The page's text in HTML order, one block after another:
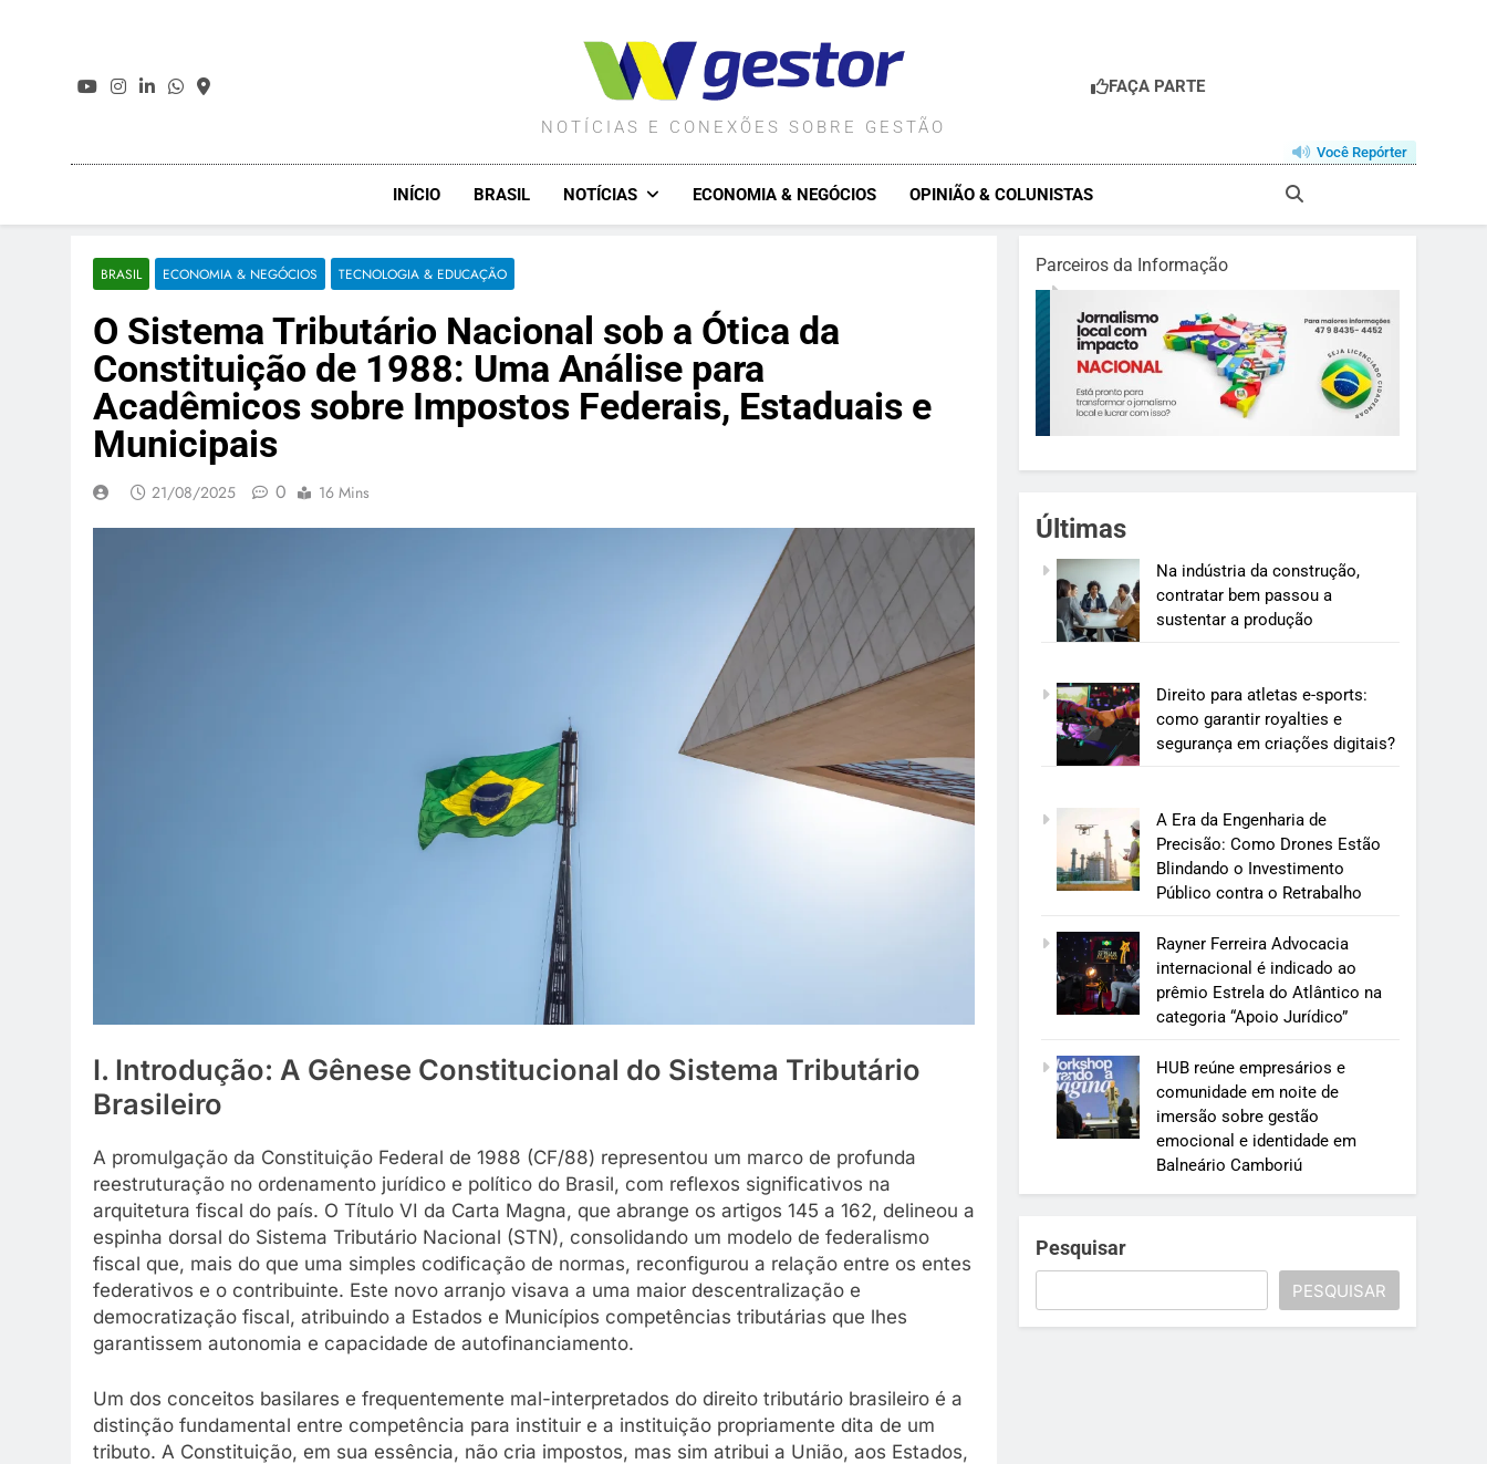
WGESTOR.COM.BR
NOTÍCIAS E CONEXÕES SOBRE GESTÃO
FAÇA PARTE
Você Repórter
INÍCIO BRASIL NOTÍCIAS ECONOMIA & NEGÓCIOS OPINIÃO & COLUNISTAS
BRASIL ECONOMIA & NEGÓCIOS TECNOLOGIA & EDUCAÇÃO
O Sistema Tributário Nacional sob a Ótica da
Constituição de 1988: Uma Análise para
Acadêmicos sobre Impostos Federais, Estaduais e
Municipais
21/08/2025 0 16 Mins
I. Introdução: A Gênese Constitucional do Sistema Tributário
Brasileiro
A promulgação da Constituição Federal de 1988 (CF/88) representou um marco de profunda
reestruturação no ordenamento jurídico e político do Brasil, com reflexos significativos na
arquitetura fiscal do país. O Título VI da Carta Magna, que abrange os artigos 145 a 162, delineou a
espinha dorsal do Sistema Tributário Nacional (STN), consolidando um modelo de federalismo
fiscal que, mais do que uma simples codificação de normas, reconfigurou a relação entre os entes
federativos e o contribuinte. Este novo arranjo visava a uma maior descentralização e
democratização fiscal, atribuindo a Estados e Municípios competências tributárias que lhes
garantissem autonomia e capacidade de autofinanciamento.
Um dos conceitos basilares e frequentemente mal-interpretados do direito tributário brasileiro é a
distinção fundamental entre competência para instituir e a instituição propriamente dita de um
tributo. A Constituição, em sua essência, não cria impostos, mas sim atribui a União, aos Estados,
Parceiros da Informação
Últimas
Na indústria da construção,
contratar bem passou a
sustentar a produção
Direito para atletas e-sports:
como garantir royalties e
segurança em criações digitais?
A Era da Engenharia de
Precisão: Como Drones Estão
Blindando o Investimento
Público contra o Retrabalho
Rayner Ferreira Advocacia
internacional é indicado ao
prêmio Estrela do Atlântico na
categoria “Apoio Jurídico”
HUB reúne empresários e
comunidade em noite de
imersão sobre gestão
emocional e identidade em
Balneário Camboriú
Pesquisar
PESQUISAR